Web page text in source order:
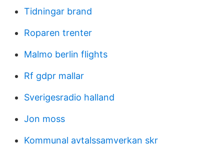
Tidningar brand
Roparen trenter
Malmo berlin flights
Rf gdpr mallar
Sverigesradio halland
Jon moss
Kommunal avtalssamverkan skr